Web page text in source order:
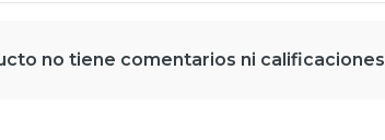
no tiene comentarios ni calificaciones